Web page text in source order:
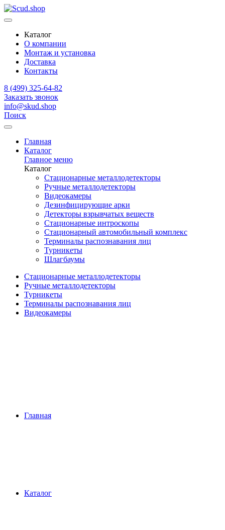
Каталог
О компании
Монтаж и установка
Доставка
Контакты
8 (499) 325-64-82
Заказать звонок
info@skud.shop
Поиск
Главная
Каталог
Главное меню
Каталог
Стационарные металлодетекторы
Ручные металлодетекторы
Видеокамеры
Дезинфицирующие арки
Детекторы взрывчатых веществ
Стационарные интроскопы
Стационарный автомобильный комплекс
Терминалы распознавания лиц
Турникеты
Шлагбаумы
Стационарные металлодетекторы
Ручные металлодетекторы
Турникеты
Терминалы распознавания лиц
Видеокамеры
Главная
Каталог